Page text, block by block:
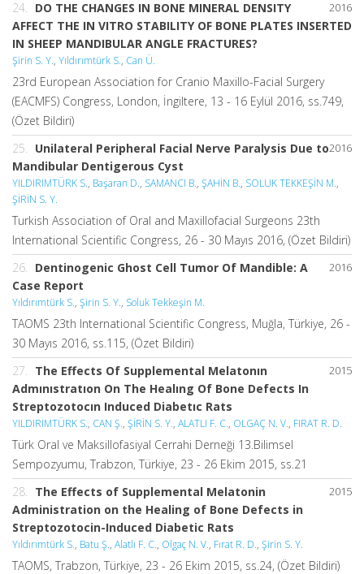
2016
24. DO THE CHANGES IN BONE MINERAL DENSITY
AFFECT THE IN VITRO STABILITY OF BONE PLATES INSERTED
IN SHEEP MANDIBULAR ANGLE FRACTURES?
Şirin S. Y., Yıldırımtürk S., Can Ü.
23rd European Association for Cranio Maxillo-Facial Surgery
(EACMFS) Congress, London, İngiltere, 13 - 16 Eylül 2016, ss.749,
(Özet Bildiri)
2016
25. Unilateral Peripheral Facial Nerve Paralysis Due to
Mandibular Dentigerous Cyst
YILDIRIMTÜRK S., Başaran D., SAMANCI B., ŞAHİN B., SOLUK TEKKEŞİN M.,
ŞİRİN S. Y.
Turkish Association of Oral and Maxillofacial Surgeons 23th
International Scientific Congress, 26 - 30 Mayıs 2016, (Özet Bildiri)
2016
26. Dentinogenic Ghost Cell Tumor Of Mandible: A
Case Report
Yıldırımtürk S., Şirin S. Y., Soluk Tekkeşin M.
TAOMS 23th International Scientific Congress, Muğla, Türkiye, 26 -
30 Mayıs 2016, ss.115, (Özet Bildiri)
2015
27. The Effects Of Supplemental Melatonın
Admınıstratıon On The Healıng Of Bone Defects In
Streptozotocın Induced Diabetıc Rats
YILDIRIMTÜRK S., CAN Ş., ŞİRİN S. Y., ALATLI F. C., OLGAÇ N. V., FIRAT R. D.
Türk Oral ve Maksillofasiyal Cerrahi Derneği 13.Bilimsel
Sempozyumu, Trabzon, Türkiye, 23 - 26 Ekim 2015, ss.21
2015
28. The Effects of Supplemental Melatonin
Administration on the Healing of Bone Defects in
Streptozotocin-Induced Diabetic Rats
Yıldırımtürk S., Batu Ş., Alatlı F. C., Olgaç N. V., Fırat R. D., Şirin S. Y.
TAOMS, Trabzon, Türkiye, 23 - 26 Ekim 2015, ss.24, (Özet Bildiri)